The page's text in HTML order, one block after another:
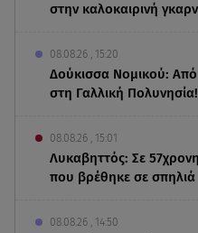
στην καλοκαιρινή
08.08.26 , 15:20
Δούκισσα Νομικού:
στη Γαλλική Πολυνησία!
08.08.26 , 15:01
Λυκαβηττός: Σε
που βρέθηκε σε σπηλιά
08.08.26 , 14:50